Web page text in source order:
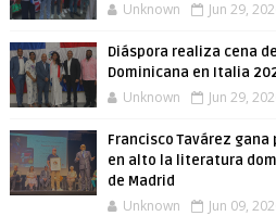
Unknown Jun 29,
Diáspora realiza cena
Dominicana en Italia
Unknown Jun 29,
Francisco Tavárez
en alto la literatura
de Madrid
Unknown Jun 09,